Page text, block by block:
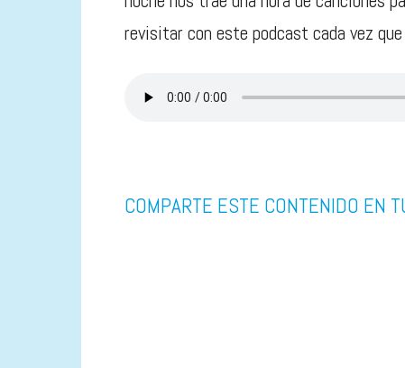
revisitar con este podcast cada vez
COMPARTE ESTE CONTENIDO EN